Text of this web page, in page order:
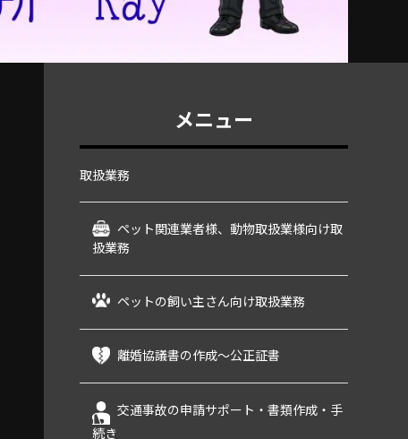
メニュー
取扱業務
ペット関連業者様、動物取扱業様向け取
扱業務
ペットの飼い主さん向け取扱業務
離婚協議書の作成～公正証書
交通事故の申請サポート・書類作成・手
続き